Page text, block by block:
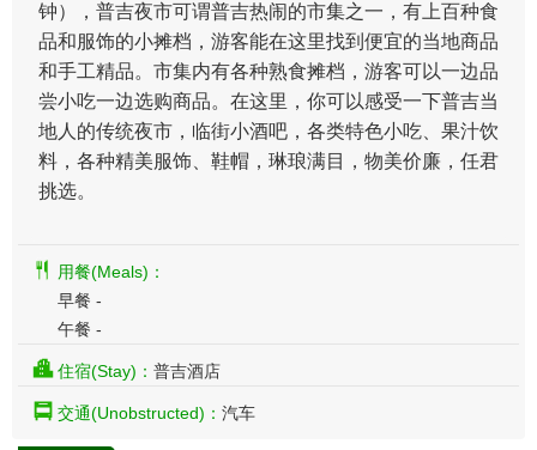
钟），普吉夜市可谓普吉热闹的市集之一，有上百种食
品和服饰的小摊档，游客能在这里找到便宜的当地商品
和手工精品。市集内有各种熟食摊档，游客可以一边品
尝小吃一边选购商品。在这里，你可以感受一下普吉当
地人的传统夜市，临街小酒吧，各类特色小吃、果汁饮
料，各种精美服饰、鞋帽，琳琅满目，物美价廉，任君
挑选。
用餐(Meals)：
早餐 -
午餐 -
住宿(Stay)： 普吉酒店
交通(Unobstructed)： 汽车